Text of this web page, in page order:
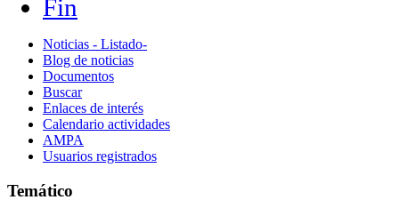
Fin
Noticias - Listado-
Blog de noticias
Documentos
Buscar
Enlaces de interés
Calendario actividades
AMPA
Usuarios registrados
Temático